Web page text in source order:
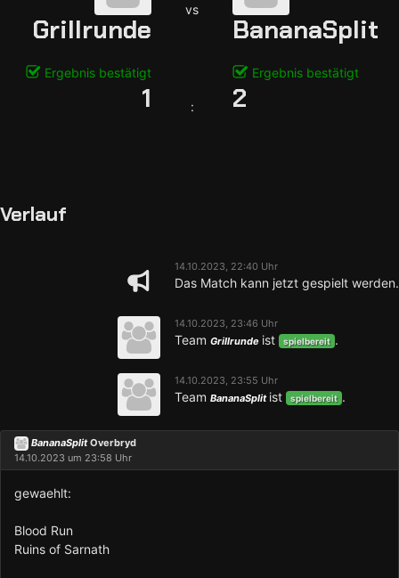
Grillrunde
vs
BananaSplit
Ergebnis bestätigt Ergebnis bestätigt
1 : 2
Verlauf
14.10.2023, 22:40 Uhr
Das Match kann jetzt gespielt werden.
14.10.2023, 23:46 Uhr
Team Grillrunde ist spielbereit .
14.10.2023, 23:55 Uhr
Team BananaSplit ist spielbereit .
BananaSplitOverbryd
14.10.2023 um 23:58 Uhr
gewaehlt:
Blood Run
Ruins of Sarnath